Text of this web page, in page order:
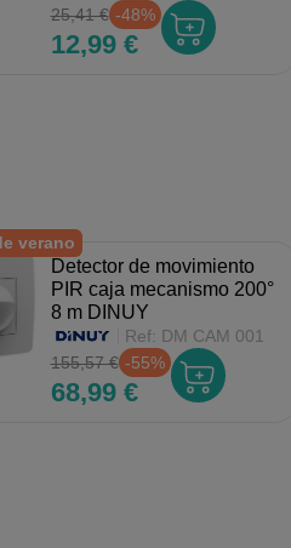
25,41 € -48%
12,99 €
verano
Detector de movimiento
PIR caja mecanismo 200°
8 m DINUY
Ref: DM CAM 001
155,57 € -55%
68,99 €